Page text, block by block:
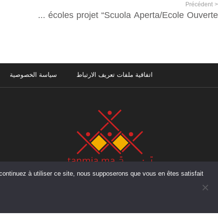
< Précédent
Travaux de réaménagement des écoles projet “Scuola Aperta/Ecole Ouverte”
اتفاقية ملفات تعريف الارتباط سياسة الخصوصية